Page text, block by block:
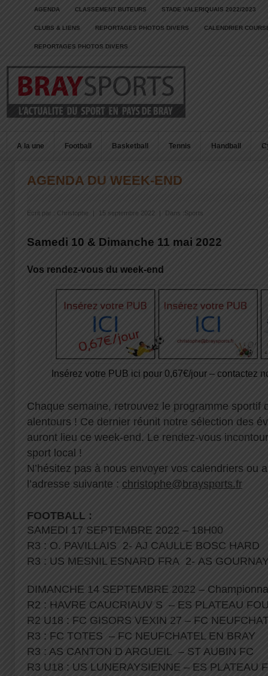
AGENDA CLASSEMENT BUTEURS STADE VALERIQUAIS 2022/2023
CLUBS & LIENS REPORTAGES PHOTOS DIVERS CALENDRIER
REPORTAGES PHOTOS DIVERS
A la une Football Basketball Tennis Handball
AGENDA DU WEEK-END
Écrit par : Christophe 15 septembre 2022 | Dans : Sports
Samedi 10 & Dimanche 11 mai 2022
Vos rendez-vous du week-end
Insérez votre PUB ici pour 0,67€/jour – contactez
Chaque semaine, retrouvez le programme sportif
alentours ! Ce dernier réunit notre sélection des
auront lieu ce week-end. Le rendez-vous
sport local !
N’hésitez pas à nous envoyer vos calendriers ou
l’adresse suivante : christophe@braysports.fr
FOOTBALL :
SAMEDI 17 SEPTEMBRE 2022 – 18H00
R3 : O. PAVILLAIS 2- AJ CAULLE BOSC HARD
R3 : US MESNIL ESNARD FRA 2- AS
DIMANCHE 14 SEPTEMBRE 2022 –
R2 : HAVRE CAUCRIAUV S – ES PLATEAU
R2 U18 : FC GISORS VEXIN 27 – FC
R3 : FC TOTES – FC NEUFCHATEL EN BRAY
R3 : AS CANTON D ARGUEIL – ST AUBIN FC
R3 U18 : US LUNERAYSIENNE – ES PLATEAU